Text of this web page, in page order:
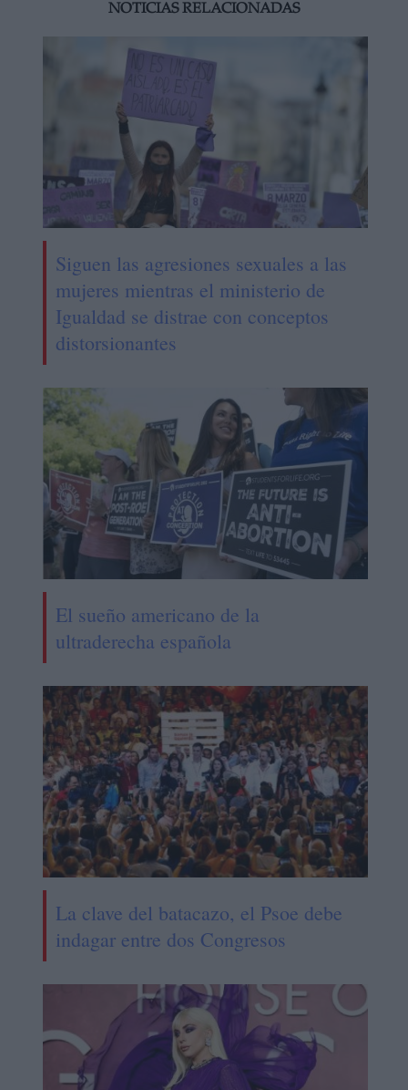
NOTICIAS RELACIONADAS
Siguen las agresiones sexuales a las
mujeres mientras el ministerio de
Igualdad se distrae con conceptos
distorsionantes
El sueño americano de la
ultraderecha española
La clave del batacazo, el Psoe debe
indagar entre dos Congresos